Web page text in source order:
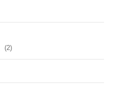
(2)